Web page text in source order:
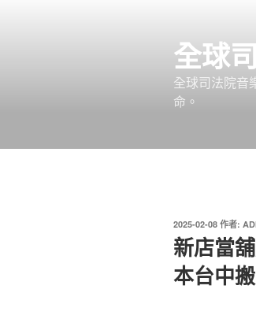
全球
全球司法院音
命。
發
佈
於
2025-02-08 作者:
新店當
本台中